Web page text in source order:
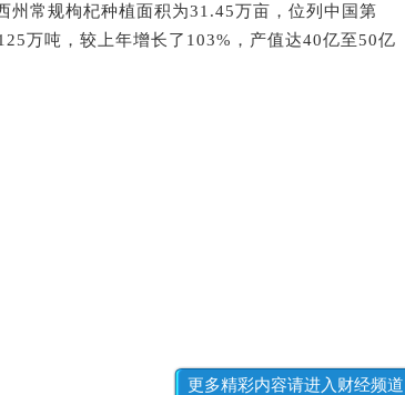
常规枸杞种植面积为31.45万亩，位列中国第
万吨，较上年增长了103%，产值达40亿至50亿
更多精彩内容请进入财经频道